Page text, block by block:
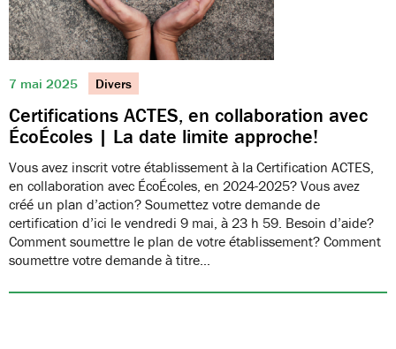
7 mai 2025 Divers
Certifications ACTES, en collaboration avec
ÉcoÉcoles | La date limite approche!
Vous avez inscrit votre établissement à la Certification ACTES,
en collaboration avec ÉcoÉcoles, en 2024-2025? Vous avez
créé un plan d’action? Soumettez votre demande de
certification d’ici le vendredi 9 mai, à 23 h 59. Besoin d’aide?
Comment soumettre le plan de votre établissement? Comment
soumettre votre demande à titre…